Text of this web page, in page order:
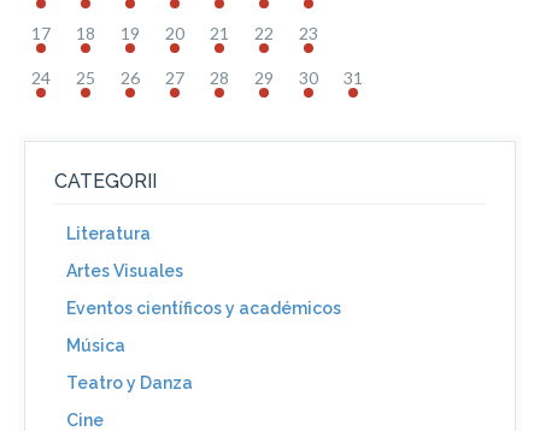
17 18 19 20 21 22 23
24 25 26 27 28 29 30 31
CATEGORII
Literatura
Artes Visuales
Eventos científicos y académicos
Música
Teatro y Danza
Cine